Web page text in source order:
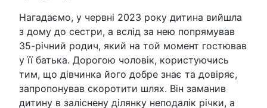
Нагадаємо, у червні 2023 року дитина вийшла
з дому до сестри, а вслід за нею попрямував
35-річний родич, який на той момент гостював
у її батька. Дорогою чоловік, користуючись
тим, що дівчинка його добре знає та довіряє,
запропонував скоротити шлях. Він заманив
дитину в заліснену ділянку неподалік річки, а